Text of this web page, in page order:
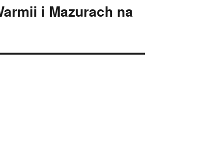
i Mazurach na